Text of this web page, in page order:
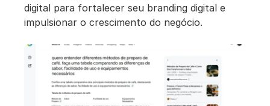
digital para fortalecer seu branding digital e
impulsionar o crescimento do negócio.